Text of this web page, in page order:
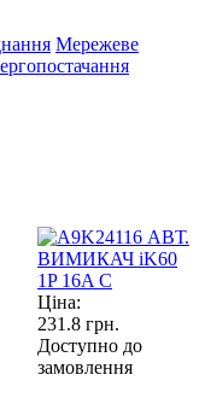
Мережеве
Ціна:
231.8 грн.
Доступно до
замовлення